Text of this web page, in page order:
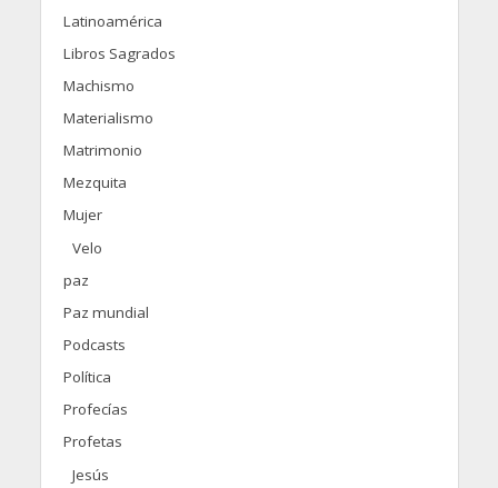
Latinoamérica
Libros Sagrados
Machismo
Materialismo
Matrimonio
Mezquita
Mujer
Velo
paz
Paz mundial
Podcasts
Política
Profecías
Profetas
Jesús